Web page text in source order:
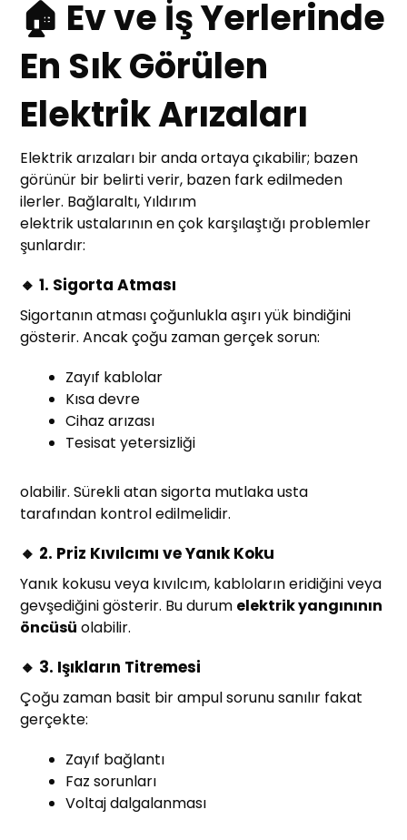
🏠 Ev ve İş Yerlerinde
En Sık Görülen
Elektrik Arızaları
Elektrik arızaları bir anda ortaya çıkabilir; bazen
görünür bir belirti verir, bazen fark edilmeden
ilerler. Bağlaraltı, Yıldırım
elektrik ustalarının en çok karşılaştığı problemler
şunlardır:
🔸 1. Sigorta Atması
Sigortanın atması çoğunlukla aşırı yük bindiğini
gösterir. Ancak çoğu zaman gerçek sorun:
Zayıf kablolar
Kısa devre
Cihaz arızası
Tesisat yetersizliği
olabilir. Sürekli atan sigorta mutlaka usta
tarafından kontrol edilmelidir.
🔸 2. Priz Kıvılcımı ve Yanık Koku
Yanık kokusu veya kıvılcım, kabloların eridiğini veya
gevşediğini gösterir. Bu durum elektrik yangınının
öncüsü olabilir.
🔸 3. Işıkların Titremesi
Çoğu zaman basit bir ampul sorunu sanılır fakat
gerçekte:
Zayıf bağlantı
Faz sorunları
Voltaj dalgalanması